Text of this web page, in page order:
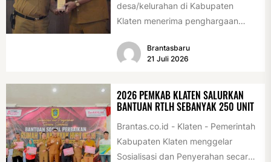
desa/kelurahan di Kabupaten
Klaten menerima penghargaan
2026. Penghargaan tersebut
diserahkan sebagai...
Brantasbaru
21 Juli 2026
2026 PEMKAB KLATEN SALURKAN
BANTUAN RTLH SEBANYAK 250 UNIT
Brantas.co.id - Klaten - Pemerintah
Kabupaten Klaten menggelar
Sosialisasi dan Penyerahan secara